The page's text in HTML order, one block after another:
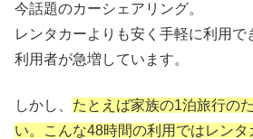
今話題のカーシェアリング。
レンタカーよりも安く手軽に利用
利用者が急増しています。
しかし、 たとえば家族の1泊旅行の
い。こんな48時間の利用ではレン